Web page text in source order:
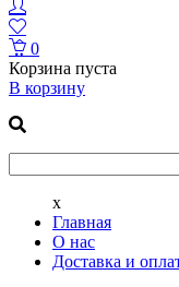
0
Корзина пуста
В корзину
x
Главная
О нас
Доставка и